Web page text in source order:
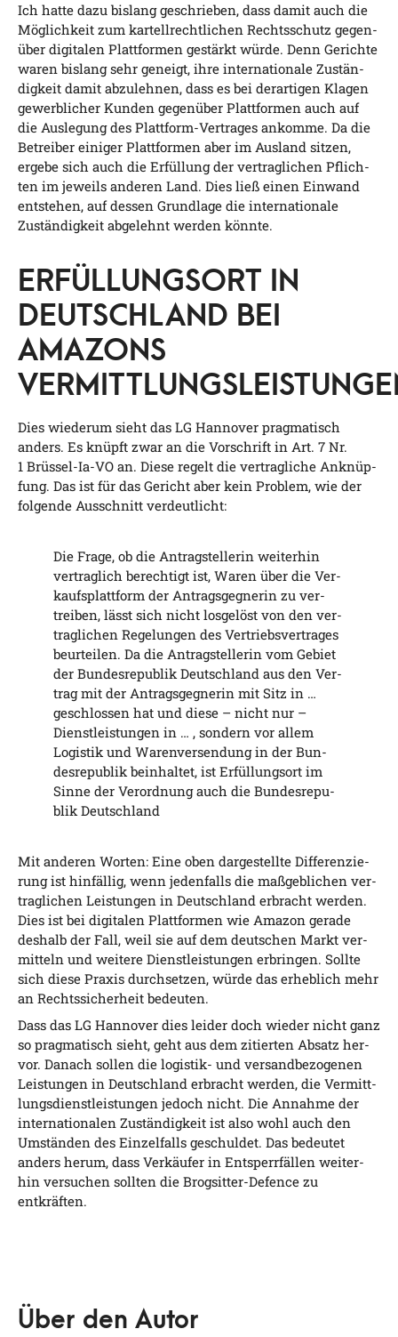
Ich hat­te dazu bis­lang geschrie­ben, dass damit auch die
Mög­lich­keit zum kar­tell­recht­li­chen Rechts­schutz gegen­
über digi­ta­len Platt­for­men gestärkt wür­de. Denn Gerich­te
waren bis­lang sehr geneigt, ihre inter­na­tio­na­le Zustän­
dig­keit damit abzu­leh­nen, dass es bei der­ar­ti­gen Kla­gen
gewerb­li­cher Kun­den gegen­über Platt­for­men auch auf
die Aus­le­gung des Platt­form-Ver­tra­ges ankom­me. Da die
Betrei­ber eini­ger Platt­for­men aber im Aus­land sit­zen,
erge­be sich auch die Erfül­lung der ver­trag­li­chen Pflich­
ten im jeweils ande­ren Land. Dies ließ einen Ein­wand
ent­ste­hen, auf des­sen Grund­la­ge die inter­na­tio­na­le
Zustän­dig­keit abge­lehnt wer­den könnte.
ERFÜLLUNGSORT IN
DEUTSCHLAND BEI
AMAZONS
Dies wie­der­um sieht das LG Han­no­ver prag­ma­tisch
anders. Es knüpft zwar an die Vor­schrift in Art. 7 Nr.
1 Brüs­sel-Ia-VO an. Die­se regelt die ver­trag­li­che Anknüp­
fung. Das ist für das Gericht aber kein Pro­blem, wie der
fol­gen­de Aus­schnitt verdeutlicht:
Die Fra­ge, ob die Antrag­stel­le­rin wei­ter­hin
ver­trag­lich berech­tigt ist, Waren über die Ver­
kaufs­platt­form der Antrags­geg­ne­rin zu ver­
trei­ben, lässt sich nicht los­ge­löst von den ver­
trag­li­chen Rege­lun­gen des Ver­triebs­ver­tra­ges
beur­tei­len. Da die Antrag­stel­le­rin vom Gebiet
der Bun­des­re­pu­blik Deutsch­land aus den Ver­
trag mit der Antrags­geg­ne­rin mit Sitz in …
geschlos­sen hat und die­se – nicht nur –
Dienst­leis­tun­gen in … , son­dern vor allem
Logis­tik und Waren­ver­sen­dung in der Bun­
des­re­pu­blik beinhal­tet, ist Erfül­lungs­ort im
Sin­ne der Ver­ord­nung auch die Bun­des­re­pu­
blik Deutschland
Mit ande­ren Wor­ten: Eine oben dar­ge­stell­te Dif­fe­ren­zie­
rung ist hin­fäl­lig, wenn jeden­falls die maß­geb­li­chen ver­
trag­li­chen Leis­tun­gen in Deutsch­land erbracht wer­den.
Dies ist bei digi­ta­len Platt­for­men wie Ama­zon gera­de
des­halb der Fall, weil sie auf dem deut­schen Markt ver­
mit­teln und wei­te­re Dienst­leis­tun­gen erbrin­gen. Soll­te
sich die­se Pra­xis durch­set­zen, wür­de das erheb­lich mehr
an Rechts­si­cher­heit bedeuten.
Dass das LG Han­no­ver dies lei­der doch wie­der nicht ganz
so prag­ma­tisch sieht, geht aus dem zitier­ten Absatz her­
vor. Danach sol­len die logis­tik- und ver­sand­be­zo­ge­nen
Leis­tun­gen in Deutsch­land erbracht wer­den, die Ver­mitt­
lungs­dienst­leis­tun­gen jedoch nicht. Die Annah­me der
inter­na­tio­na­len Zustän­dig­keit ist also wohl auch den
Umstän­den des Ein­zel­falls geschul­det. Das bedeu­tet
anders her­um, dass Ver­käu­fer in Ent­sperr­fäl­len wei­ter­
hin ver­su­chen soll­ten die Brog­sit­ter-Defence zu
entkräften.
Über den Autor